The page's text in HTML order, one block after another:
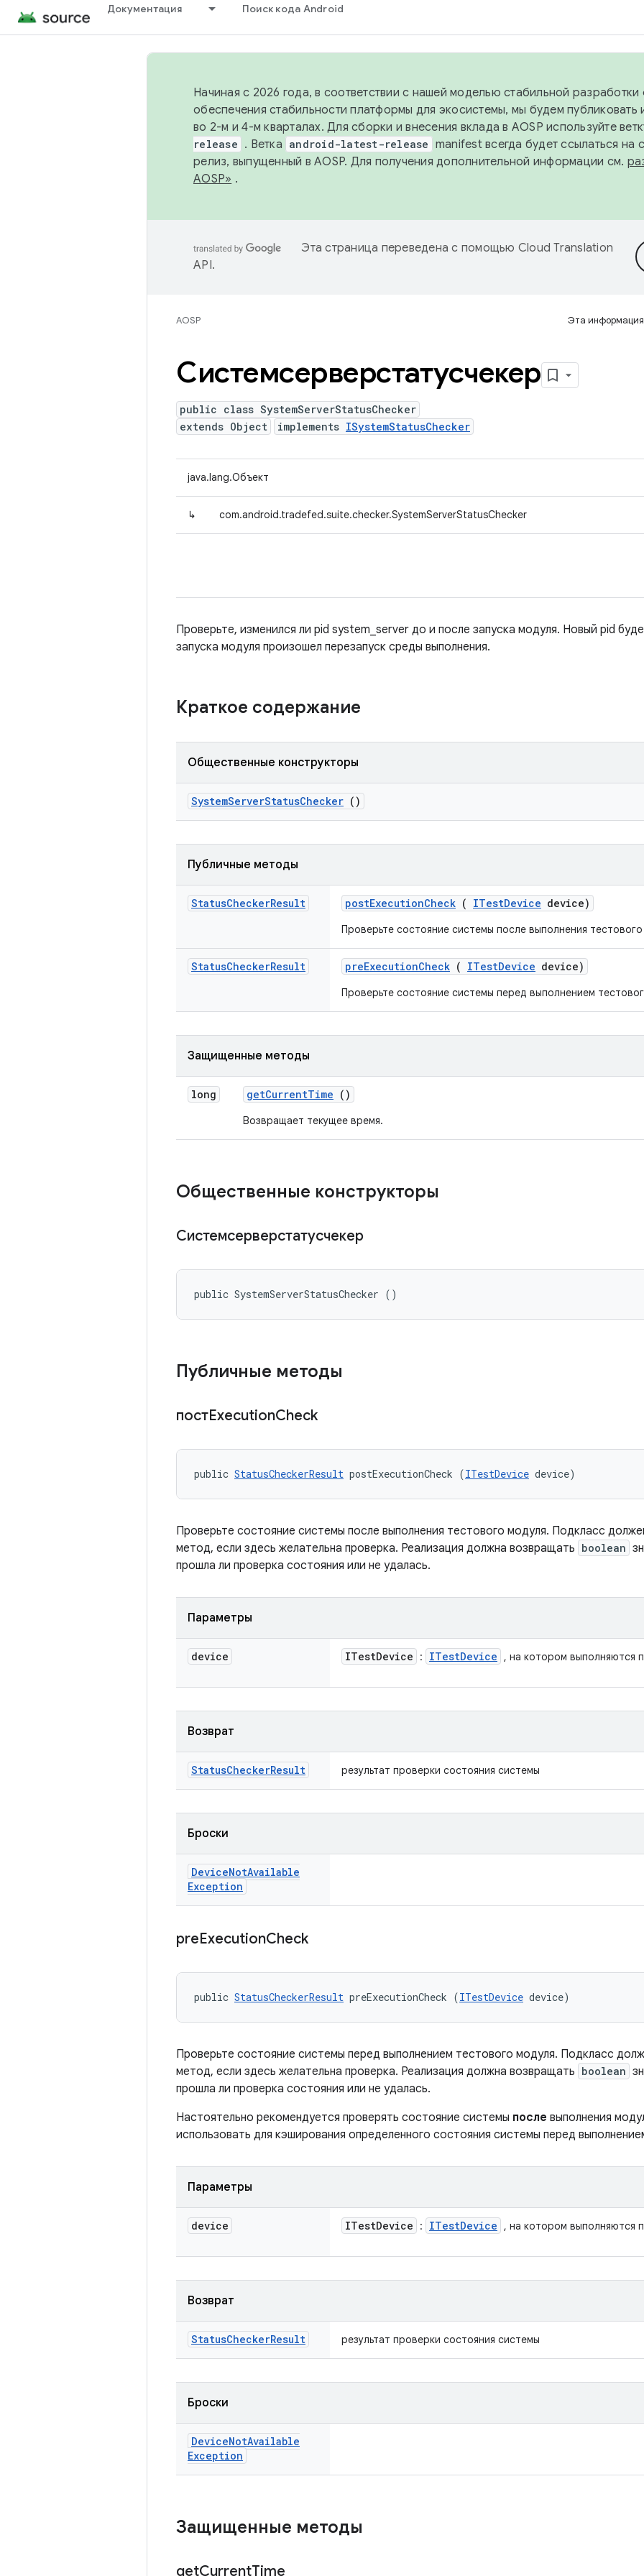
Документация Поиск кода Android
Начиная с 2026 года, в соответствии с нашей моделью стабильной разработки
обеспечения стабильности платформы для экосистемы, мы будем публиковать
во 2-м и 4-м кварталах. Для сборки и внесения вклада в AOSP используйте
release . Ветка android-latest-release manifest всегда будет ссылаться на
релиз, выпущенный в AOSP. Для получения дополнительной информации см.
AOSP» .
Эта страница переведена с помощью Cloud Translation
API.
AOSP Эта информация
Системсерверстатусчекер
public class SystemServerStatusChecker
extends Object
implements ISystemStatusChecker
java.lang.Объект
↳ com.android.tradefed.suite.checker.SystemServerStatusChecker
Проверьте, изменился ли pid system_server до и после запуска модуля. Новый pid
запуска модуля произошел перезапуск среды выполнения.
Краткое содержание
Общественные конструкторы
SystemServerStatusChecker ()
Публичные методы
StatusCheckerResult postExecutionCheck ( ITestDevice device)
Проверьте состояние системы после выполнения
StatusCheckerResult preExecutionCheck ( ITestDevice device)
Проверьте состояние системы перед выполнением
Защищенные методы
long getCurrentTime ()
Возвращает текущее время.
Общественные конструкторы
Системсерверстатусчекер
public SystemServerStatusChecker ()
Публичные методы
постExecutionCheck
public StatusCheckerResult postExecutionCheck (ITestDevice device)
Проверьте состояние системы после выполнения тестового модуля. Подкласс
метод, если здесь желательна проверка. Реализация должна возвращать boolean
прошла ли проверка состояния или не удалась.
Параметры
device ITestDevice : ITestDevice , на котором выполняются
Возврат
StatusCheckerResult результат проверки состояния системы
Броски
DeviceNotAvailable
Exception
preExecutionCheck
public StatusCheckerResult preExecutionCheck (ITestDevice device)
Проверьте состояние системы перед выполнением тестового модуля. Подкласс
метод, если здесь желательна проверка. Реализация должна возвращать boolean
прошла ли проверка состояния или не удалась.
Настоятельно рекомендуется проверять состояние системы после выполнения
использовать для кэширования определенного состояния системы перед
Параметры
device ITestDevice : ITestDevice , на котором выполняются
Возврат
StatusCheckerResult результат проверки состояния системы
Броски
DeviceNotAvailable
Exception
Защищенные методы
getCurrentTime